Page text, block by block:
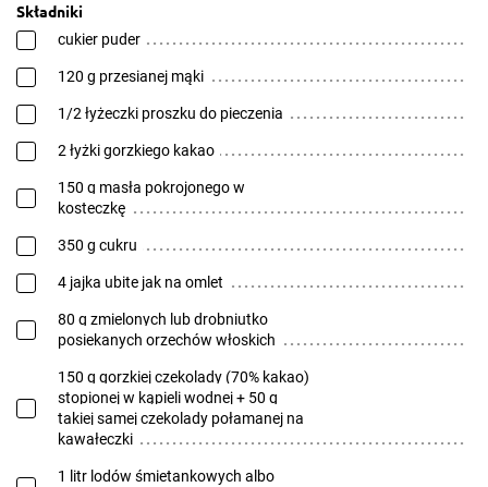
Składniki
cukier puder
120 g przesianej mąki
1/2 łyżeczki proszku do pieczenia
2 łyżki gorzkiego kakao
150 g masła pokrojonego w
kosteczkę
350 g cukru
4 jajka ubite jak na omlet
80 g zmielonych lub drobniutko
posiekanych orzechów włoskich
150 g gorzkiej czekolady (70% kakao)
stopionej w kąpieli wodnej + 50 g
takiej samej czekolady połamanej na
kawałeczki
1 litr lodów śmietankowych albo